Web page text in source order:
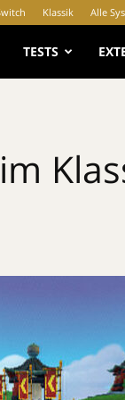
Klassik Alle
TESTS